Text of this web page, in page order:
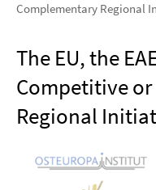
Complementary Regional
The EU, the
Competitive
Regional